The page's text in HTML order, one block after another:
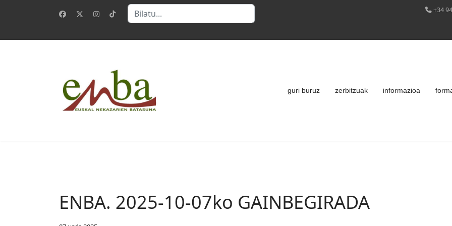
Bilatu +34
guri buruz zerbitzuak informazioa
ENBA. 2025-10-07ko GAINBEGIRADA